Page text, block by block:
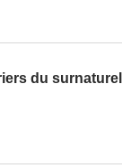
du surnaturel